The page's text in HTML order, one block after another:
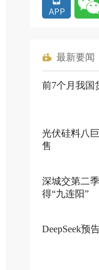
最新要闻
前7个月我国
光伏硅料八
售
深城交第二
得“九连阳”
DeepSeek预